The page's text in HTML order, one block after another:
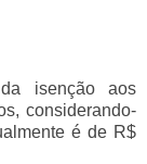
isenção aos
considerando-
é de R$